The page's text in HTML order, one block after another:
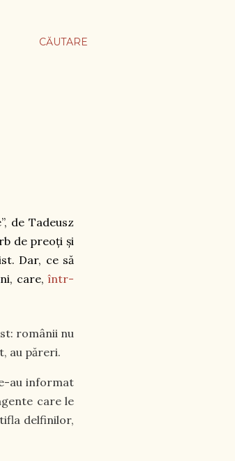
CĂUTARE
de Tadeusz
de preoți și
Dar, ce să
care, într-
românii nu
au păreri.
au informat
care le
delfinilor,